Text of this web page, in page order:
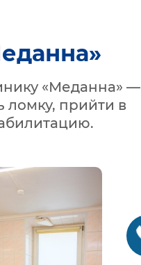
«Меданна» —
ломку, прийти в